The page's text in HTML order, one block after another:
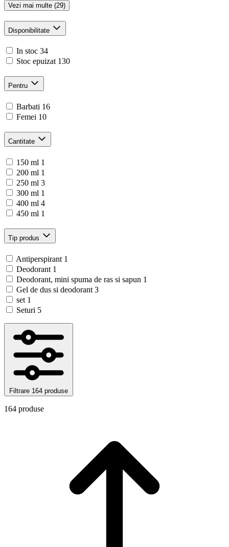
Vezi mai multe (29)
Disponibilitate
In stoc 34
Stoc epuizat 130
Pentru
Barbati 16
Femei 10
Cantitate
150 ml 1
200 ml 1
250 ml 3
300 ml 1
400 ml 4
450 ml 1
Tip produs
Antiperspirant 1
Deodorant 1
Deodorant, mini spuma de ras si sapun 1
Gel de dus si deodorant 3
set 1
Seturi 5
Filtrare 164 produse
164 produse